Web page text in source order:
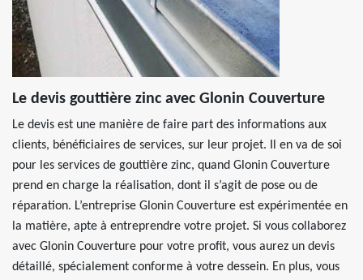
Le devis gouttière zinc avec Glonin Couverture
Le devis est une manière de faire part des informations aux
clients, bénéficiaires de services, sur leur projet. Il en va de soi
pour les services de gouttière zinc, quand Glonin Couverture
prend en charge la réalisation, dont il s’agit de pose ou de
réparation. L’entreprise Glonin Couverture est expérimentée en
la matière, apte à entreprendre votre projet. Si vous collaborez
avec Glonin Couverture pour votre profit, vous aurez un devis
détaillé, spécialement conforme à votre dessein. En plus, vous